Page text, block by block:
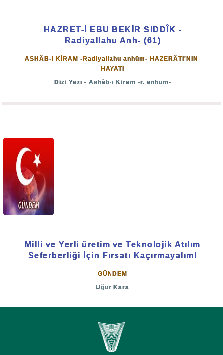
HAZRET-İ EBU BEKİR SIDDÎK -
Radiyallahu Anh- (61)
ASHÂB-I KİRAM -Radiyallahu anhüm- HAZERÂTI'NIN
HAYATI
Dizi Yazı - Ashâb-ı Kiram -r. anhüm-
Milli ve Yerli üretim ve Teknolojik Atılım
Seferberliği İçin Fırsatı Kaçırmayalım!
GÜNDEM
Uğur Kara